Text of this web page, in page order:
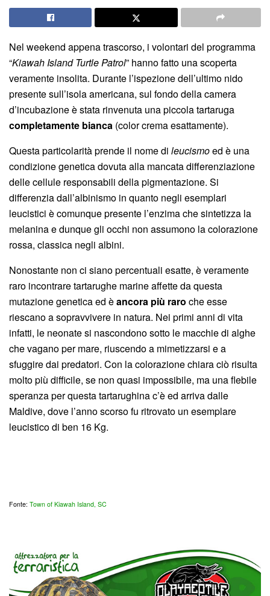
Nel weekend appena trascorso, i volontari del programma
“Kiawah Island Turtle Patrol” hanno fatto una scoperta
veramente insolita. Durante l’ispezione dell’ultimo nido
presente sull’isola americana, sul fondo della camera
d’incubazione è stata rinvenuta una piccola tartaruga
completamente bianca (color crema esattamente).
Questa particolarità prende il nome di leucismoed è una
condizione genetica dovuta alla mancata differenziazione
delle cellule responsabili della pigmentazione. Si
differenzia dall’albinismo in quanto negli esemplari
leucistici è comunque presente l’enzima che sintetizza la
melanina e dunque gli occhi non assumono la colorazione
rossa, classica negli albini.
Nonostante non ci siano percentuali esatte, è veramente
raro incontrare tartarughe marine affette da questa
mutazione genetica ed èancora più raro che esse
riescano a sopravvivere in natura. Nei primi anni di vita
infatti, le neonate si nascondono sotto le macchie di alghe
che vagano per mare, riuscendo a mimetizzarsi e a
sfuggire dai predatori. Con la colorazione chiara ciò risulta
molto più difficile, se non quasi impossibile, ma una flebile
speranza per questa tartarughina c’è ed arriva dalle
Maldive, dove l’anno scorso fu ritrovato un esemplare
leucistico di ben 16 Kg.
Fonte: Town of Kiawah Island, SC